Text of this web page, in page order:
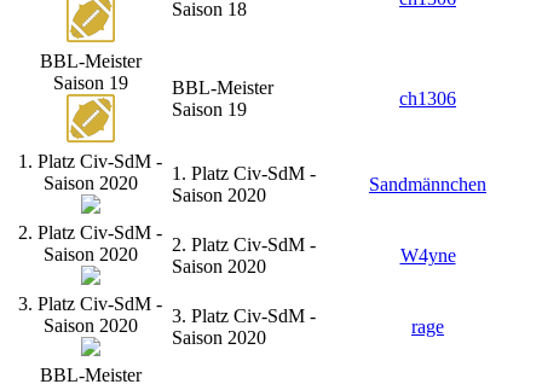
Saison 18
BBL-Meister
Saison 19
BBL-Meister
Saison 19
ch1306
1. Platz Civ-SdM -
Saison 2020
1. Platz Civ-SdM -
Saison 2020
Sandmännchen
2. Platz Civ-SdM -
Saison 2020
2. Platz Civ-SdM -
Saison 2020
W4yne
3. Platz Civ-SdM -
Saison 2020
3. Platz Civ-SdM -
Saison 2020
rage
BBL-Meister